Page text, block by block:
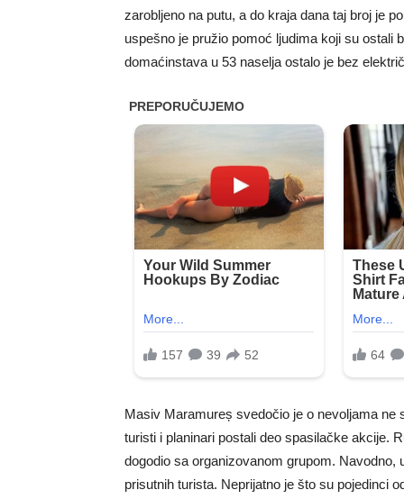
zarobljeno na putu, a do kraja dana taj broj je
uspešno je pružio pomoć ljudima koji su ostali
domaćinstava u 53 naselja ostalo je bez
Masiv Maramureș svedočio je o nevoljama
turisti i planinari postali deo spasilačke akcije.
dogodio sa organizovanom grupom. Navodno,
prisutnih turista. Neprijatno je što su pojedinci